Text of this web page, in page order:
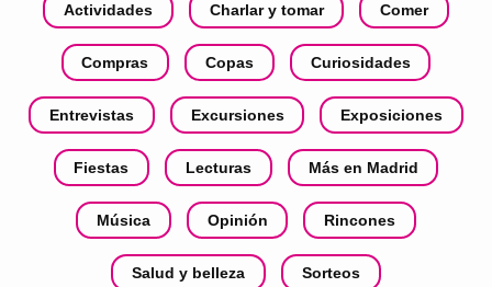
Actividades Charlar y tomar Comer
Compras Copas Curiosidades
Entrevistas Excursiones Exposiciones
Fiestas Lecturas Más en Madrid
Música Opinión Rincones
Salud y belleza Sorteos